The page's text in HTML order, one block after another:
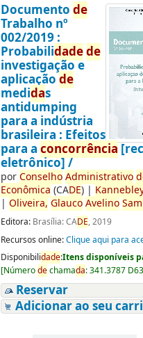
Documento de
Trabalho nº
002/2019 :
Probabilidadede
investigação e
aplicação de
medidas
antidumping
para a indústria
brasileira : Efeitos
para a concorrência
eletrônico] /
porConselho Administrativo
Econômica (CADE)|
| Oliveira, Glauco Avelino
Editora: Brasília: CADE, 2019
Recursos online:Clique aqui para
Disponibilidade:Itens disponíveis
[Númerodechamada:341.3787
Reservar
Adicionar ao seu